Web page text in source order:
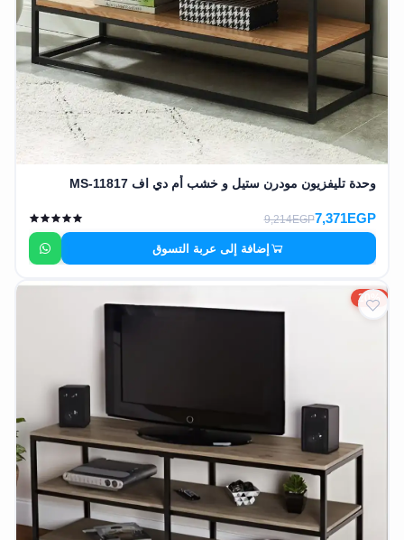
وحدة تليفزيون مودرن ستيل و خشب أم دي اف MS-11817
7,371EGP
9,214EGP
إضافة إلى عربة التسوق
20%